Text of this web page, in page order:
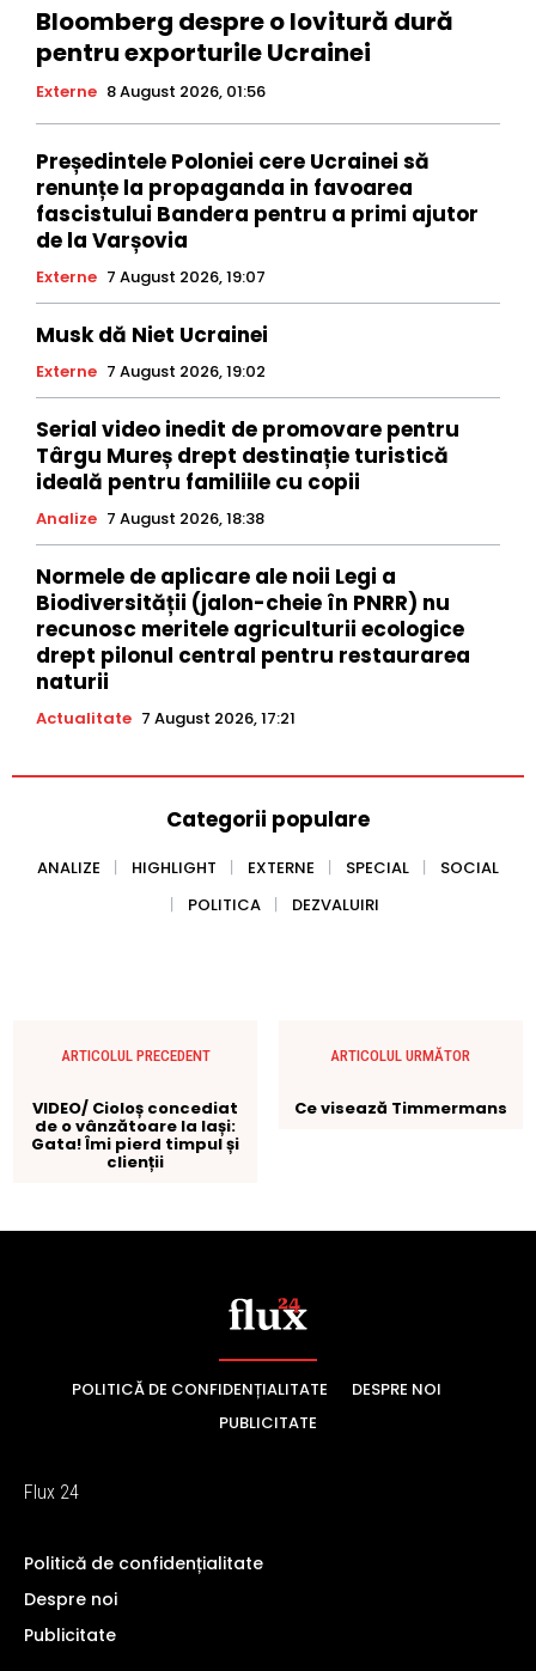
POLITICĂ DE CONFIDENȚIALITATE
DESPRE NOI
PUBLICITATE
Flux 24
Politică de confidențialitate
Despre noi
Publicitate